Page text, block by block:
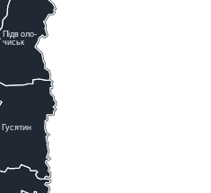
Гусятин
Підволо-
чиськ